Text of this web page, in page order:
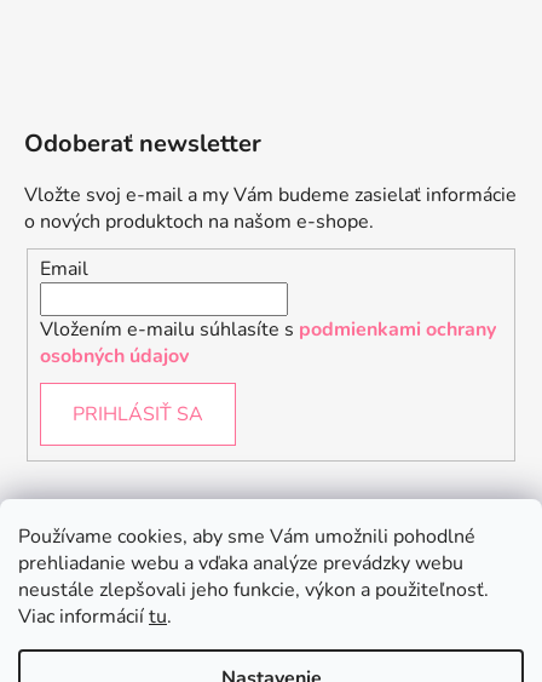
Používame cookies, aby sme Vám umožnili pohodlné
prehliadanie webu a vďaka analýze prevádzky webu
neustále zlepšovali jeho funkcie, výkon a použiteľnosť.
Viac informáciítu.
Odoberať newsletter
Vložte svoj e-mail a my Vám budeme zasielať informácie
o nových produktoch na našom e-shope.
Email
Vložením e-mailu súhlasíte s podmienkami ochrany
osobných údajov
PRIHLÁSIŤ SA
Instagram